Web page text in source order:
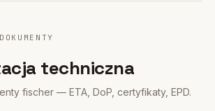
techniczna
fischer — ETA, DoP, certyfikaty, EPD.